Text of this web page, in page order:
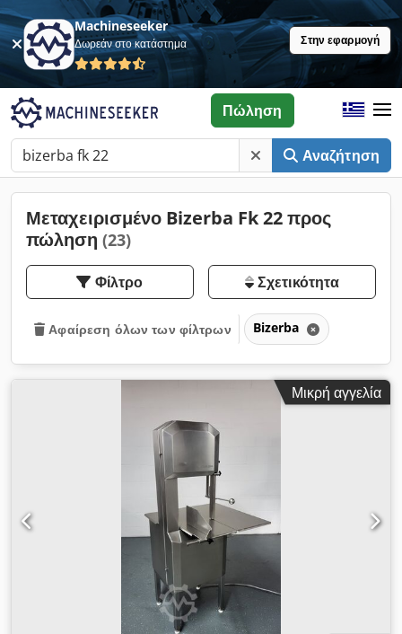
Machineseeker
Δωρεάν στο κατάστημα Στην εφαρμογή
Αναζήτηση
Πώληση
Μεταχειρισμένο Bizerba Fk 22 προς
πώληση (23)
Φίλτρο Σχετικότητα
Αφαίρεση όλων των φίλτρων Bizerba
Μικρή αγγελία